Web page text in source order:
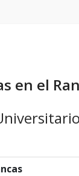
en el